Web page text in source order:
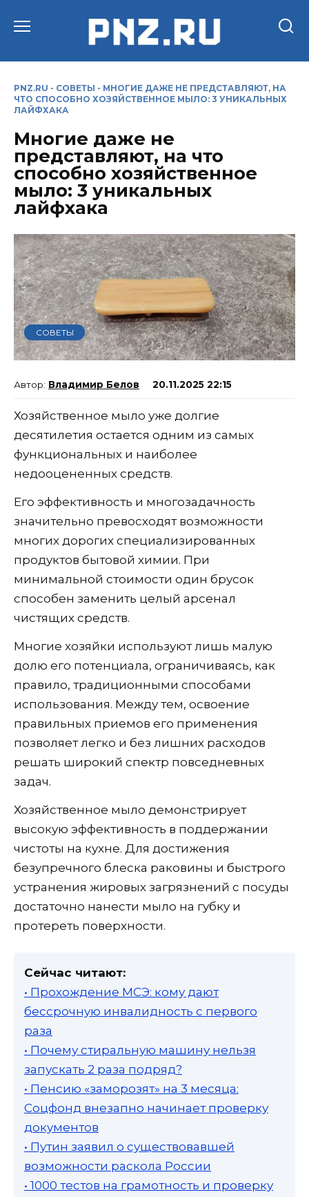
PNZ.RU - СОВЕТЫ - МНОГИЕ ДАЖЕ НЕ ПРЕДСТАВЛЯЮТ, НА
ЧТО СПОСОБНО ХОЗЯЙСТВЕННОЕ МЫЛО: 3 УНИКАЛЬНЫХ
ЛАЙФХАКА
Многие даже не
представляют, на что
способно хозяйственное
мыло: 3 уникальных
лайфхака
СОВЕТЫ
Владимир Белов 20.11.2025 22:15
Хозяйственное мыло уже долгие
десятилетия остается одним из самых
функциональных и наиболее
недооцененных средств.
Его эффективность и многозадачность
значительно превосходят возможности
многих дорогих специализированных
продуктов бытовой химии. При
минимальной стоимости один брусок
способен заменить целый арсенал
чистящих средств.
Многие хозяйки используют лишь малую
долю его потенциала, ограничиваясь, как
правило, традиционными способами
использования. Между тем, освоение
правильных приемов его применения
позволяет легко и без лишних расходов
решать широкий спектр повседневных
задач.
Хозяйственное мыло демонстрирует
высокую эффективность в поддержании
чистоты на кухне. Для достижения
безупречного блеска раковины и быстрого
устранения жировых загрязнений с посуды
достаточно нанести мыло на губку и
протереть поверхности.
Сейчас читают:
• Прохождение МСЭ: кому дают
бессрочную инвалидность с первого
раза
• Почему стиральную машину нельзя
запускать 2 раза подряд?
• Пенсию «заморозят» на 3 месяца:
Соцфонд внезапно начинает проверку
документов
• Путин заявил о существовавшей
возможности раскола России
• 1000 тестов на грамотность и проверку